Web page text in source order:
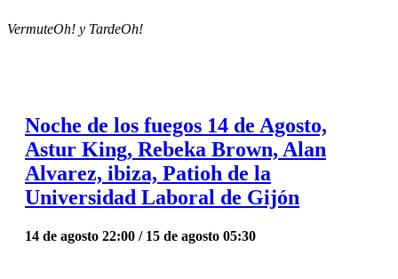
VermuteOh! y TardeOh!
Noche de los fuegos 14 de Agosto,
Astur King, Rebeka Brown, Alan
Alvarez, ibiza, Patioh de la
Universidad Laboral de Gijón
14 de agosto 22:00 / 15 de agosto 05:30